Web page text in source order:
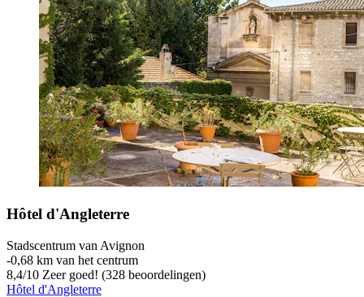
Hôtel d'Angleterre
Stadscentrum van Avignon
‐0,68 km van het centrum
8,4/10 Zeer goed! (328 beoordelingen)
Hôtel d'Angleterre